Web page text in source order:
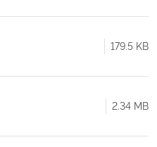
179.5 KB
2.34 MB